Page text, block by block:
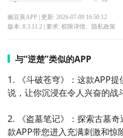
豌豆荚APP | 更新: 2026-07-09 16:50:12
版本: 8.3.11.2| 要求: 权限详情、 隐私政策
与“逆楚”类似的APP
1. 《斗破苍穹》：这款APP
说，让你沉浸在令人兴奋的战
2. 《盗墓笔记》：探索古墓
款APP带您进入充满刺激和惊